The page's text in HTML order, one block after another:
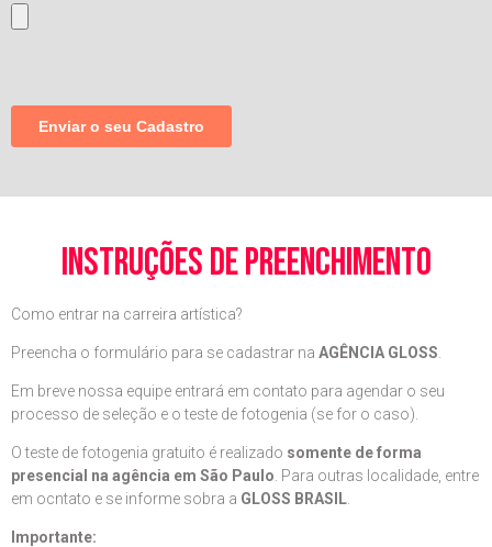
instruções de preenchimento
Como entrar na carreira artística?
Preencha o formulário para se cadastrar na AGÊNCIA GLOSS
Em breve nossa equipe entrará em contato para agendar o seu
processo de seleção e o teste de fotogenia (se for o caso).
O teste de fotogenia gratuito é realizado somente de forma
presencial na agência em São Paulo . Para outras localidade, entre
em ocntato e se informe sobra a GLOSS BRASIL
Importante: